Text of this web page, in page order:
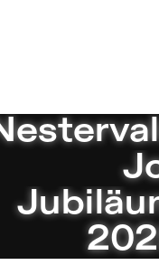
in Berlin